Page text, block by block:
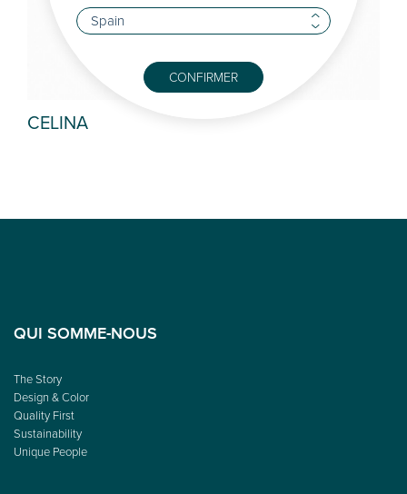
CELINA
QUI SOMME-NOUS
The Story
Design & Color
Quality First
Sustainability
Unique People
CONFIRMER